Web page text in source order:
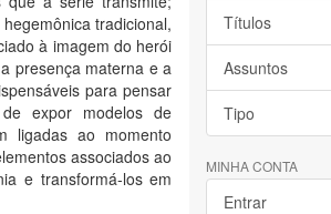
tradicional,
à imagem do herói
presença materna e a
para pensar
expor modelos de
ligadas ao momento
associados ao
e transformá-los em
Títulos
Assuntos
Tipo
MINHA CONTA
Entrar